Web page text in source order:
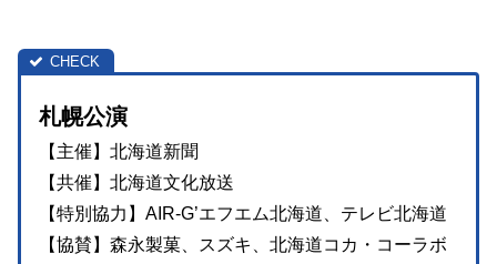
札幌公演
【主催】北海道新聞
【共催】北海道文化放送
【特別協力】AIR-G’エフエム北海道、テレビ北海道
【協賛】森永製菓、スズキ、北海道コカ・コーラボ